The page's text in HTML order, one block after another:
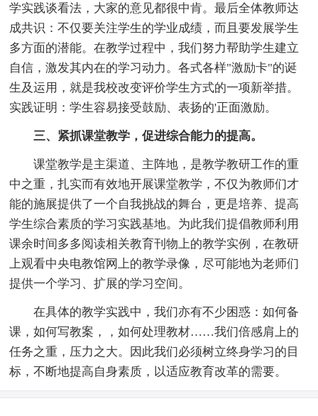
学实践谈看法，大家的意见都很中肯。最后全体教师达
成共识：不仅要关注学生的学业成绩，而且要发展学生
多方面的潜能。在教学过程中，我们努力帮助学生建立
自信，激发其内在的学习动力。各式各样"激励卡"的诞
生及运用，就是我校改变评价学生方式的一项新举措。
实践证明：学生容易接受鼓励、表扬的'正面激励。
三、紧抓课堂教学，促进综合能力的提高。
课堂教学是主渠道、主阵地，是教学教研工作的重
中之重，扎实而有效地开展课堂教学，不仅为教师们才
能的施展提供了一个自我挑战的舞台，更是培养、提高
学生综合素质的学习实践基地。为此我们提倡教师利用
课余时间多多阅读相关教育刊物上的教学实例，在教研
上观看中央电教馆网上的教学录像，尽可能地为老师们
提供一个学习、扩展的学习空间。
在具体的教学实践中，我们亦有不少困惑：如何备
课，如何写教案，，如何处理教材……我们倍感肩上的
任务之重，压力之大。因此我们必须树立终身学习的目
标，不断地提高自身素质，以适应教育改革的需要。